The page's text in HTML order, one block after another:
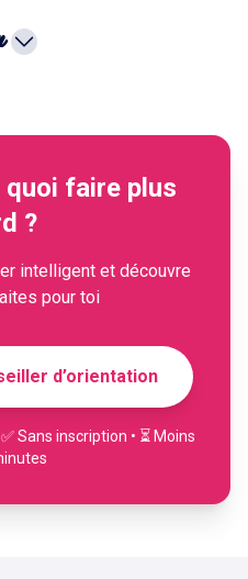
quoi faire plus
?
intelligent et découvre
pour toi
d’orientation
Sans inscription • ⏳ Moins